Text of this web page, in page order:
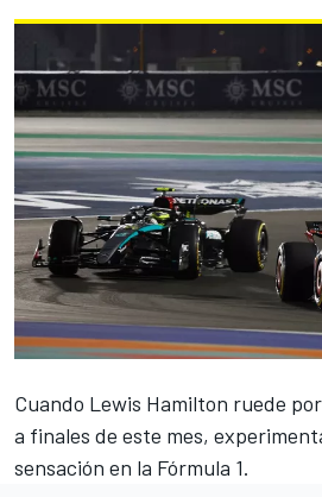
Cuando Lewis Hamilton ruede
a finales de este mes,
sensación en la Fórmula 1.